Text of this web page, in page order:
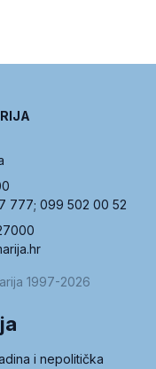
777; 099 502 00 52
1997-2026
i nepolitička